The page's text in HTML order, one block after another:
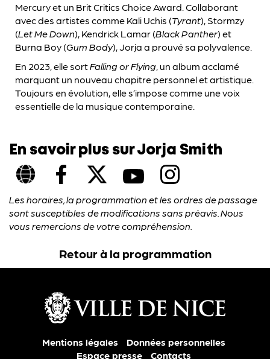
Mercury et un Brit Critics Choice Award. Collaborant
avec des artistes comme Kali Uchis (Tyrant), Stormzy
(Let Me Down), Kendrick Lamar (Black Panther) et
Burna Boy (Gum Body), Jorja a prouvé sa polyvalence.
En 2023, elle sortFalling or Flying , un album acclamé
marquant un nouveau chapitre personnel et artistique.
Toujours en évolution, elle s’impose comme une voix
essentielle de la musique contemporaine.
En savoir plus sur Jorja Smith
Les horaires, la programmation et les ordres de passage
sont susceptibles de modifications sans préavis. Nous
vous remercions de votre compréhension.
Retour à la programmation
Mentions légales
Données personnelles
Espace presse
Contacts